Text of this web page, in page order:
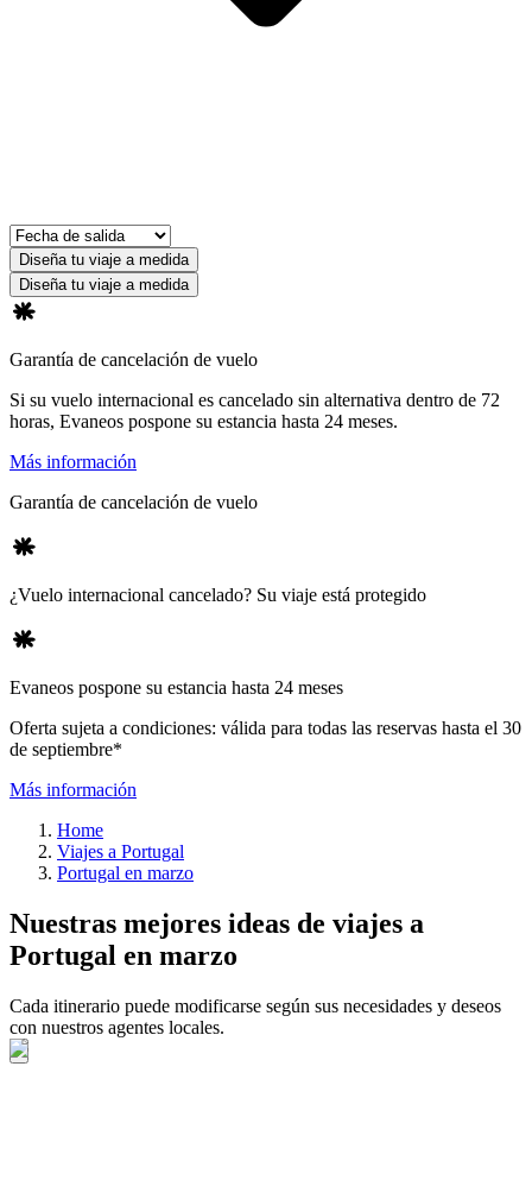
Diseña tu viaje a medida
Diseña tu viaje a medida
Garantía de cancelación de vuelo
Si su vuelo internacional es cancelado sin alternativa dentro de 72
horas, Evaneos pospone su estancia hasta 24 meses.
Más información
Garantía de cancelación de vuelo
¿Vuelo internacional cancelado? Su viaje está protegido
Evaneos pospone su estancia hasta 24 meses
Oferta sujeta a condiciones: válida para todas las reservas hasta el 30
de septiembre*
Más información
Home
Viajes a Portugal
Portugal en marzo
Nuestras mejores ideas de viajes a
Portugal en marzo
Cada itinerario puede modificarse según sus necesidades y deseos
con nuestros agentes locales.